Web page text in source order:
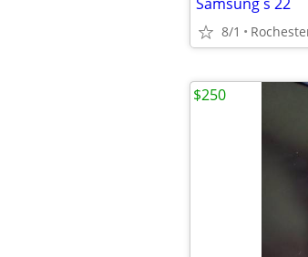
8/1
$250